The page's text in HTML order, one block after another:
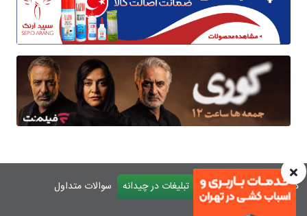
درباره چیدانه تماس با ما تبلیغات در چیدانه
سوالات متداول